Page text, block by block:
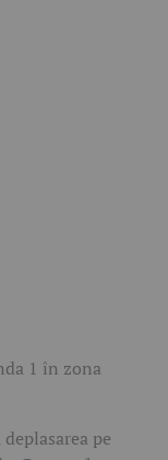
1 în zona
pe